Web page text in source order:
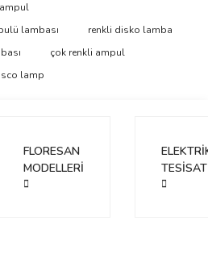
Yorum Yaz
veya görüntülenemiyor.
bilgiler bulunuyor.
lambası
renkli disko lamba
çok renkli ampul
lamp
FLORESAN
MODELLERİ
TESİSAT